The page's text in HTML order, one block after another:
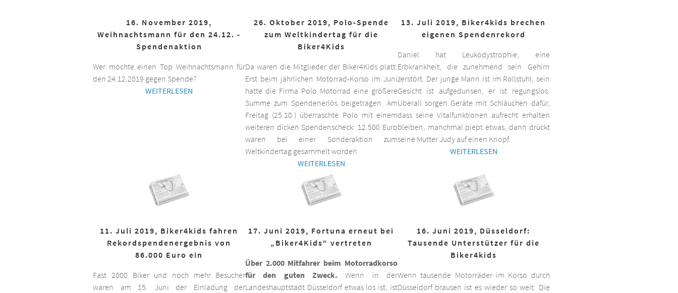
16. November 2019,
Weihnachtsmann für den 24.12. -
Spendenaktion
Wer möchte einen Top Weihnachtsmann für
den 24.12.2019 gegen Spende?
WEITERLESEN
26. Oktober 2019, Polo-Spende
zum Weltkindertag für die
Biker4Kids
Da waren die Mitglieder der Biker4Kids platt:
Erst beim jährlichen Motorrad-Korso im Juni
hatte die Firma Polo Motorrad eine größere
Summe zum Spendenerlös beigetragen. Am
Freitag (25.10.) überraschte Polo mit einem
weiteren dicken Spendenscheck: 12.500 Euro
waren bei einer Sonderaktion zum
Weltkindertag gesammelt worden.
WEITERLESEN
13. Juli 2019, Biker4kids brechen
eigenen Spendenrekord
Daniel hat Leukodystrophie, eine
Erbkrankheit, die zunehmend sein Gehirn
zerstört. Der junge Mann ist im Rollstuhl, sein
Gesicht ist aufgedunsen, er ist regungslos.
Überall sorgen Geräte mit Schläuchen dafür,
dass seine Vitalfunktionen aufrecht erhalten
bleiben, manchmal piept etwas, dann drückt
seine Mutter Judy auf einen Knopf.
WEITERLESEN
11. Juli 2019, Biker4kids fahren
Rekordspendenergebnis von
86.000 Euro ein
Fast 2000 Biker und noch mehr Besucher
waren am 15. Juni der Einladung der
17. Juni 2019, Fortuna erneut bei
„Biker4Kids“ vertreten
Über 2.000 Mitfahrer beim Motorradkorso
für den guten Zweck. Wenn in der
Landeshauptstadt Düsseldorf etwas los ist, ist
16. Juni 2019, Düsseldorf:
Tausende Unterstützer für die
Biker4kids
Wenn tausende Motorräder im Korso durch
Düsseldorf brausen ist es wieder so weit: Die